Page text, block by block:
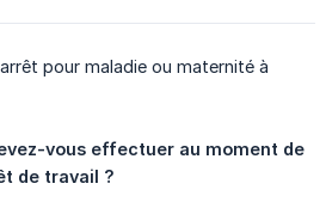
pour maladie ou maternité à
vous effectuer au moment de
de travail ?